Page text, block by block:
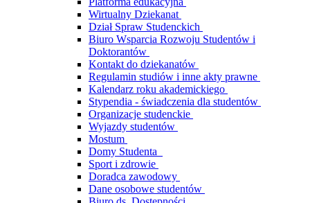
Wirtualny Dziekanat
Dział Spraw Studenckich
Biuro Wsparcia Rozwoju Studentów i
Doktorantów
Kontakt do dziekanatów
Regulamin studiów i inne akty prawne
Kalendarz roku akademickiego
Stypendia - świadczenia dla studentów
Organizacje studenckie
Wyjazdy studentów
Mostum
Domy Studenta
Sport i zdrowie
Doradca zawodowy
Dane osobowe studentów